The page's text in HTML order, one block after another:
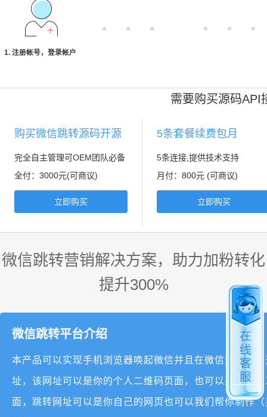
1. 注册帐号，登录帐户
需要购买源码API
购买微信跳转源码开源
完全自主管理可OEM团队必备
全付：3000元(可商议)
立即购买
5条套餐续费包月
5条连接,提供技术支持
月付：800元 (可商议)
立即购买
微信跳转营销解决方案，助力加粉转化
提升300%
微信跳转平台介绍
本产品可以实现手机浏览器唤起微信并且在微信浏览器
址，该网址可以是你的个人二维码页面，也可以是公众
面，跳转网址可以是你自己的网页也可以我们帮你制作